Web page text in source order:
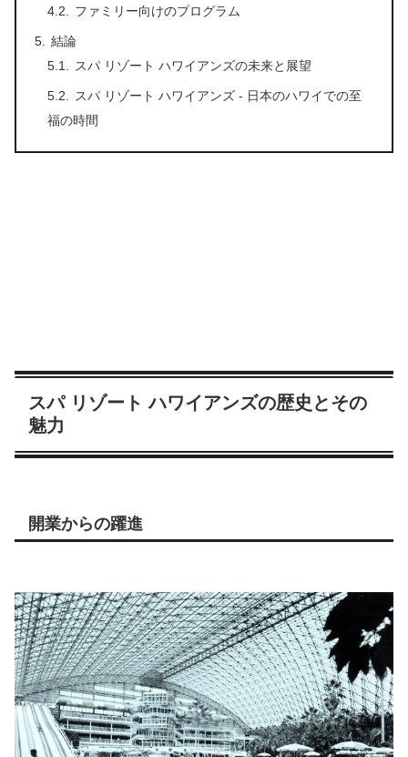
ファミリー向けのプログラム
結論
スパ リゾート ハワイアンズの未来と展望
スパ リゾート ハワイアンズ - 日本のハワイでの至
福の時間
スパ リゾート ハワイアンズの歴史とその
魅力
開業からの躍進